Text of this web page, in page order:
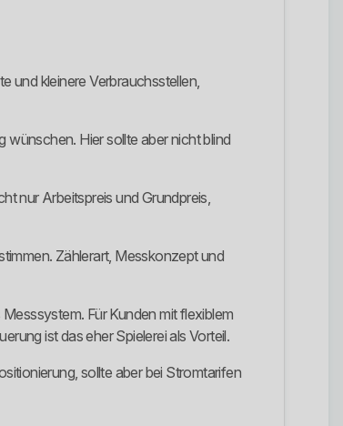
und kleinere Verbrauchsstellen,
Hier sollte aber nicht blind
nur Arbeitspreis und Grundpreis,
Zählerart, Messkonzept und
Für Kunden mit flexiblem
ist das eher Spielerei als Vorteil.
sollte aber bei Stromtarifen